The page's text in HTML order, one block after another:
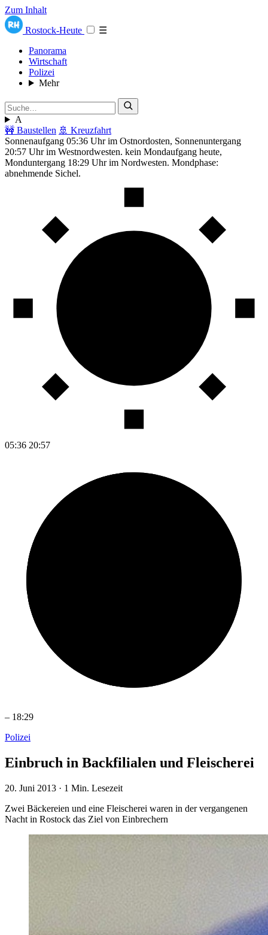
Zum Inhalt
Rostock-Heute
☰
Panorama
Wirtschaft
Polizei
Mehr
A
🚧 Baustellen 🚢 Kreuzfahrt
Sonnenaufgang 05:36 Uhr im Ostnordosten, Sonnenuntergang
20:57 Uhr im Westnordwesten. kein Mondaufgang heute,
Monduntergang 18:29 Uhr im Nordwesten. Mondphase:
abnehmende Sichel.
05:36 20:57
– 18:29
Polizei
Einbruch in Backfilialen und Fleischerei
20. Juni 2013 · 1 Min. Lesezeit
Zwei Bäckereien und eine Fleischerei waren in der vergangenen
Nacht in Rostock das Ziel von Einbrechern